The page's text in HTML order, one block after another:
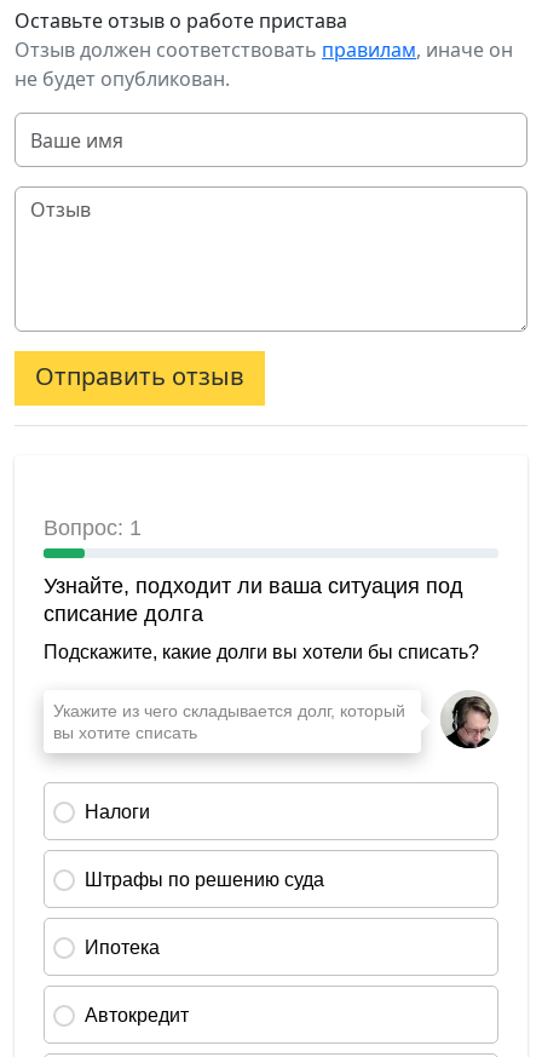
Оставьте отзыв о работе пристава
Отзыв должен соответствовать правилам, иначе он
не будет опубликован.
Отправить отзыв